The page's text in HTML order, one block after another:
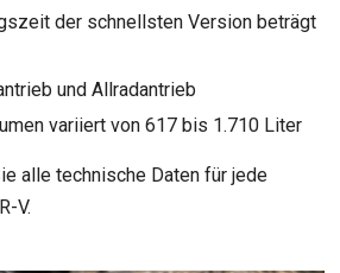
der schnellsten Version beträgt
und Allradantrieb
variiert von 617 bis 1.710 Liter
alle technische Daten für jede
V.